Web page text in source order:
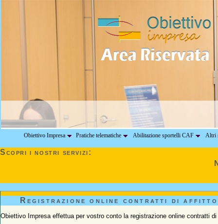
Obiettivo Impresa Pratiche telematiche Abilitazione sportelli CAF Altri
Scopri i nostri servizi:
Registrazione online contratti di affitto
Obiettivo Impresa effettua per vostro conto la registrazione online contratti